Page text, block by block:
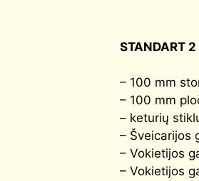
STANDART 2
– 100 mm
– 100 mm
– keturių
– Šveicarijos
– Vokietijos
– Vokietijos